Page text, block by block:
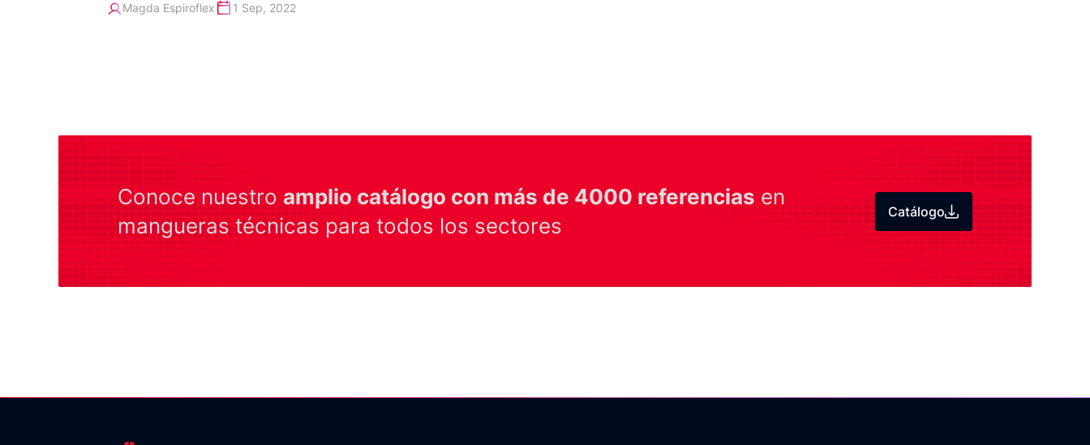
Magda Espiroflex 1 Sep, 2022
Conoce nuestro amplio catálogo con más de 4000 referencias en
mangueras técnicas para todos los sectores
Catálogo